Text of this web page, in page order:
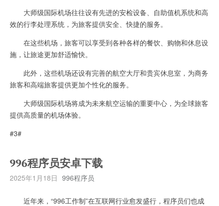
大师级国际机场往往设有先进的安检设备、自助值机系统和高
效的行李处理系统，为旅客提供安全、快捷的服务。
在这些机场，旅客可以享受到各种各样的餐饮、购物和休息设
施，让旅途更加舒适愉快。
此外，这些机场还设有完善的航空大厅和贵宾休息室，为商务
旅客和高端旅客提供更加个性化的服务。
大师级国际机场将成为未来航空运输的重要中心，为全球旅客
提供高质量的机场体验。
#3#
996程序员安卓下载
2025年1月18日 996程序员
近年来，“996工作制”在互联网行业愈发盛行，程序员们也成